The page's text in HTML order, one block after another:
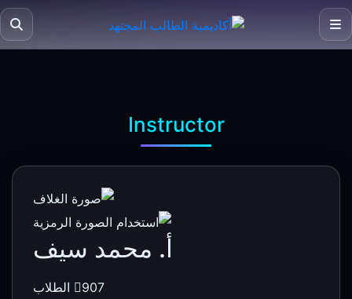
Instructor
أ. محمد سيف
907 الطلاب